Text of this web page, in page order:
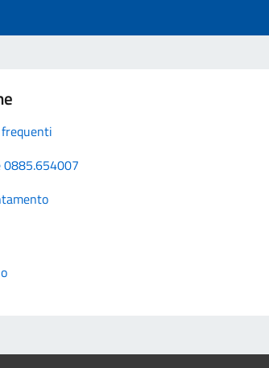
0885.654007